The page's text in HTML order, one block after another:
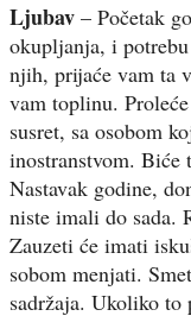
Ljubav – Početak
okupljanja, i
njih, prijaće vam ta
vam toplinu.
susret, sa osobom
inostranstvom. Biće
Nastavak godine,
niste imali do sada.
Zauzeti će imati
sobom menjati.
sadržaja. Ukoliko to